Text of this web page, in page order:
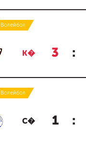
Волейбол
К� 3 :
Волейбол
С� 1 :